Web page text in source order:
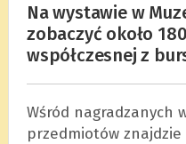
Na wystawie w
zobaczyć około
współ­cze­snej z
Wśród nagra­dza­nych
przedmio­tów